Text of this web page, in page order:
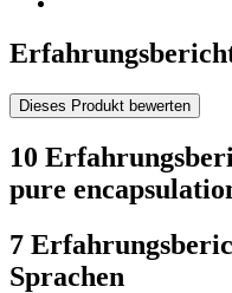
Dieses Produkt bewerten
10
pure
7
Sprachen